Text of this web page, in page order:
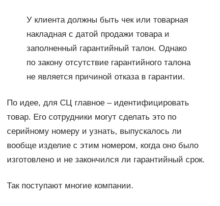
У клиента должны быть чек или товарная
накладная с датой продажи товара и
заполненный гарантийный талон. Однако
по закону отсутствие гарантийного талона
не является причиной отказа в гарантии.
По идее, для СЦ главное – идентифицировать
товар. Его сотрудники могут сделать это по
серийному номеру и узнать, выпускалось ли
вообще изделие с этим номером, когда оно было
изготовлено и не закончился ли гарантийный срок.
Так поступают многие компании.